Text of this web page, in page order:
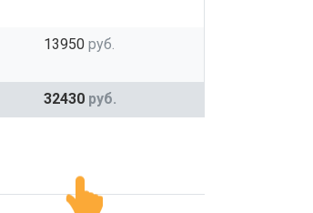
13950 руб.
32430 руб.